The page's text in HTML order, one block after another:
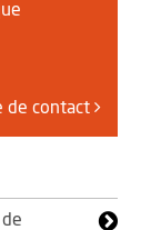
de contact